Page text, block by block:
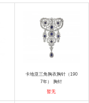
卡地亚三角胸衣胸针（190
7年） 胸针
暂无